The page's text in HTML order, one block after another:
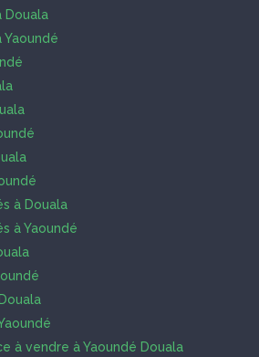
Douala
Yaoundé
à Douala
à Yaoundé
à vendre à Yaoundé Douala